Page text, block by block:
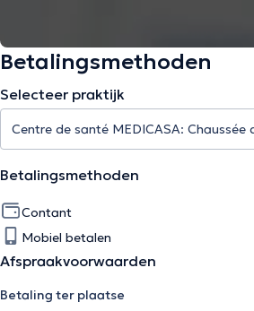
Betalingsmethoden
Selecteer praktijk
Betalingsmethoden
Contant
Mobiel betalen
Afspraakvoorwaarden
Betaling ter plaatse